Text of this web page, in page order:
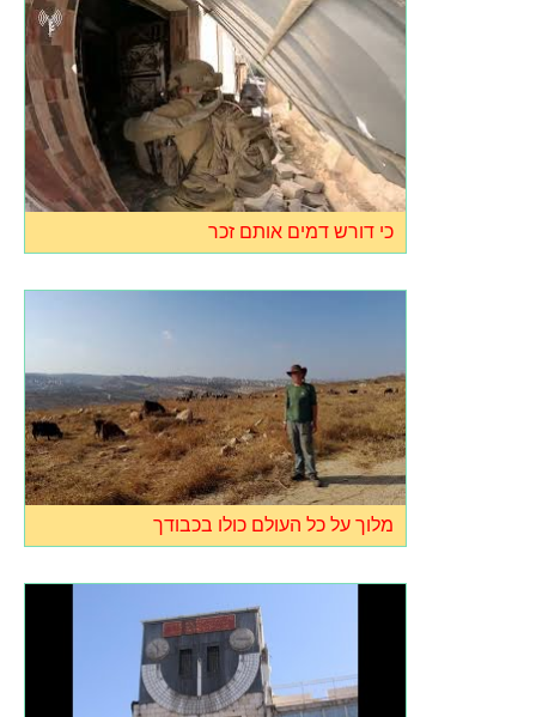
כי דורש דמים אותם זכר
מלוך על כל העולם כולו בכבודך